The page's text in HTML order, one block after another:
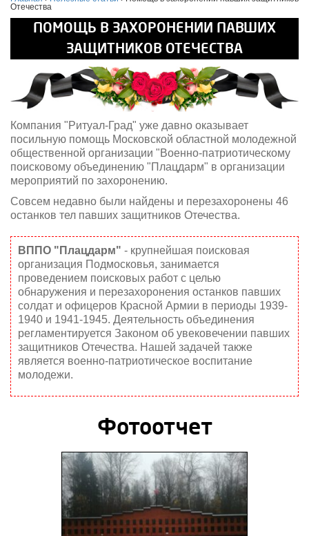
Отечества
ПОМОЩЬ В ЗАХОРОНЕНИИ ПАВШИХ
ЗАЩИТНИКОВ ОТЕЧЕСТВА
Компания "Ритуал-Град" уже давно оказывает
посильную помощь Московской областной молодежной
общественной организации "Военно-патриотическому
поисковому объединению "Плацдарм" в организации
мероприятий по захоронению.
Совсем недавно были найдены и перезахоронены 46
останков тел павших защитников Отечества.
ВППО "Плацдарм" - крупнейшая поисковая
организация Подмосковья, занимается
проведением поисковых работ с целью
обнаружения и перезахоронения останков павших
солдат и офицеров Красной Армии в периоды 1939-
1940 и 1941-1945. Деятельность объединения
регламентируется Законом об увековечении павших
защитников Отечества. Нашей задачей также
является военно-патриотическое воспитание
молодежи.
Фотоотчет